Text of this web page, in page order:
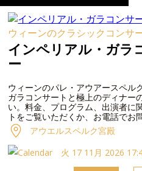
ウィーンのクラシックコンサ
インペリアル・ガラ
ー
ウィーンのパレ・アウアースペル
ガラコンサートと極上のディナー
い。料金、プログラム、出演者に
トをご覧いただくか、お電話でお
アウエルスペルク宮殿
火 17 11月 2026